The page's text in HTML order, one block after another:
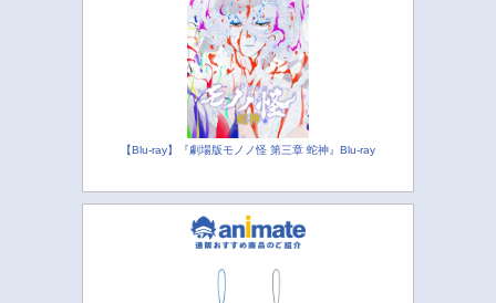
【Blu-ray】『劇場版モノノ怪 第三章 蛇神』Blu-ray